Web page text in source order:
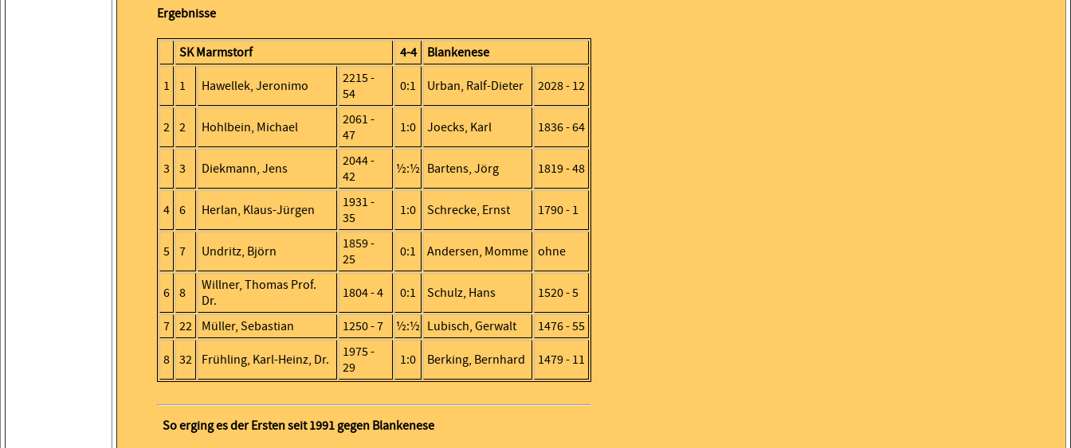
Ergebnisse
SK Marmstorf 4-4 Blankenese
1 1 Hawellek, Jeronimo
2215 -
54
0:1 Urban, Ralf-Dieter 2028 - 12
2 2 Hohlbein, Michael
2061 -
47
1:0 Joecks, Karl 1836 - 64
3 3 Diekmann, Jens
2044 -
42
½:½ Bartens, Jörg 1819 - 48
4 6 Herlan, Klaus-Jürgen
1931 -
35
1:0 Schrecke, Ernst 1790 - 1
5 7 Undritz, Björn
1859 -
25
0:1 Andersen, Momme ohne
6 8
Willner, Thomas Prof.
Dr.
1804 - 4 0:1 Schulz, Hans 1520 - 5
7 22 Müller, Sebastian 1250 - 7 ½:½ Lubisch, Gerwalt 1476 - 55
8 32 Frühling, Karl-Heinz, Dr.
1975 -
29
1:0 Berking, Bernhard 1479 - 11
So erging es der Ersten seit 1991 gegen Blankenese